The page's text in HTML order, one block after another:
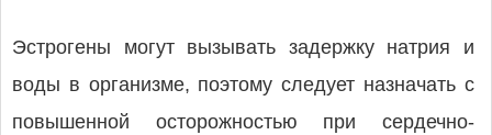
Эстрогены могут вызывать задержку натрия и
воды в организме, поэтому следует назначать с
повышенной осторожностью при сердечно-